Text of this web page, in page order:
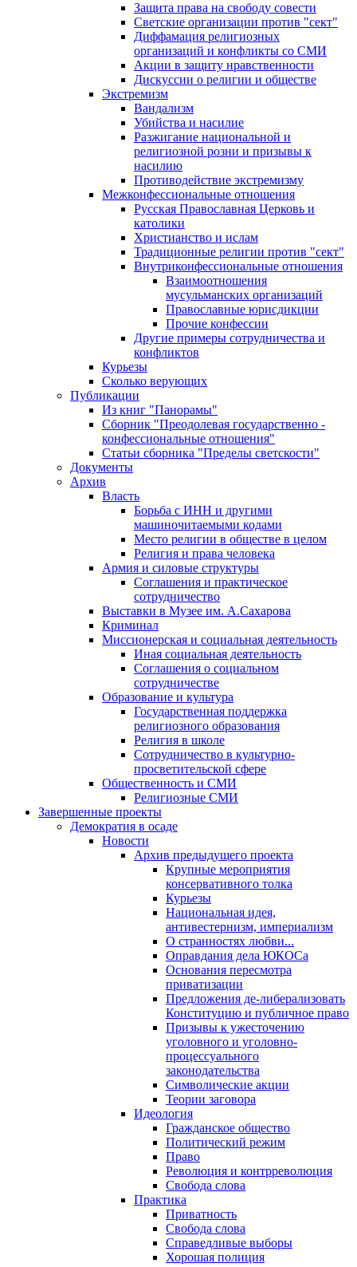
Защита права на свободу совести
Светские организации против "сект"
Диффамация религиозных
организаций и конфликты со СМИ
Акции в защиту нравственности
Дискуссии о религии и обществе
Экстремизм
Вандализм
Убийства и насилие
Разжигание национальной и
религиозной розни и призывы к
насилию
Противодействие экстремизму
Межконфессиональные отношения
Русская Православная Церковь и
католики
Христианство и ислам
Традиционные религии против "сект"
Внутриконфессиональные отношения
Взаимоотношения
мусульманских организаций
Православные юрисдикции
Прочие конфессии
Другие примеры сотрудничества и
конфликтов
Курьезы
Сколько верующих
Публикации
Из книг "Панорамы"
Сборник "Преодолевая государственно -
конфессиональные отношения"
Статьи сборника "Пределы светскости"
Документы
Архив
Власть
Борьба с ИНН и другими
машиночитаемыми кодами
Место религии в обществе в целом
Религия и права человека
Армия и силовые структуры
Соглашения и практическое
сотрудничество
Выставки в Музее им. А.Сахарова
Криминал
Миссионерская и социальная деятельность
Иная социальная деятельность
Соглашения о социальном
сотрудничестве
Образование и культура
Государственная поддержка
религиозного образования
Религия в школе
Сотрудничество в культурно-
просветительской сфере
Общественность и СМИ
Религиозные СМИ
Завершенные проекты
Демократия в осаде
Новости
Архив предыдущего проекта
Крупные мероприятия
консервативного толка
Курьезы
Национальная идея,
антивестернизм, империализм
О странностях любви...
Оправдания дела ЮКОСа
Основания пересмотра
приватизации
Предложения де-либерализовать
Конституцию и публичное право
Призывы к ужесточению
уголовного и уголовно-
процессуального
законодательства
Символические акции
Теории заговора
Идеология
Гражданское общество
Политический режим
Право
Революция и контрреволюция
Свобода слова
Практика
Приватность
Свобода слова
Справедливые выборы
Хорошая полиция